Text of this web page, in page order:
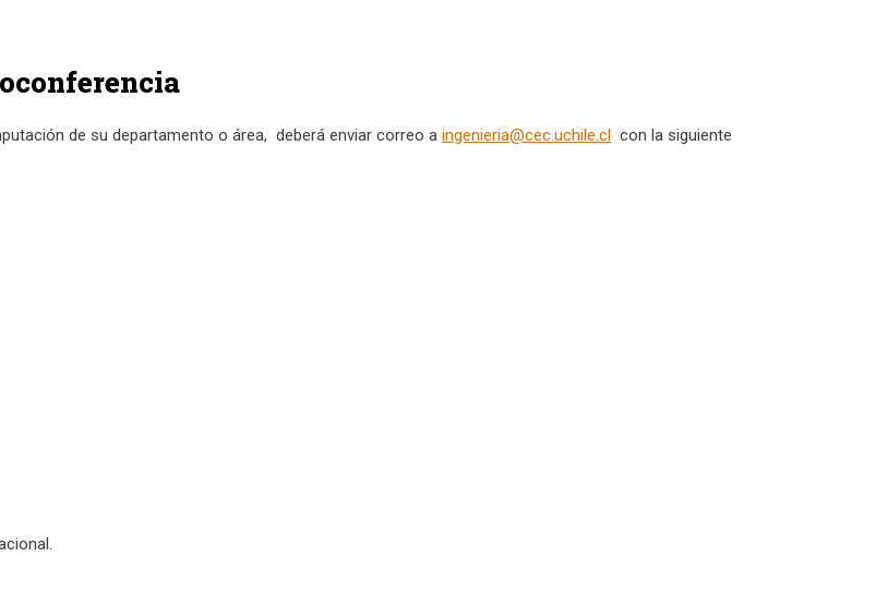
de su departamento o área, deberá enviar correo a ingenieria@cec.uchile.cl con la siguiente